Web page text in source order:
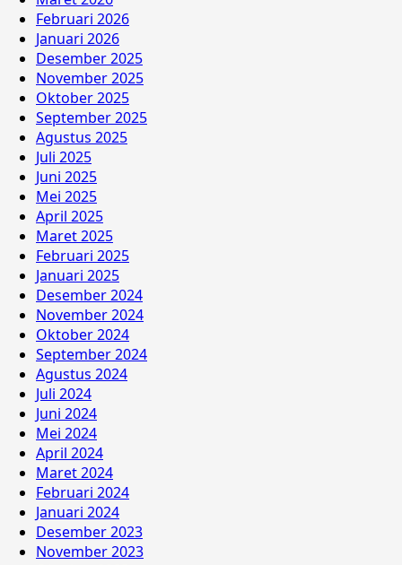
Februari 2026
Januari 2026
Desember 2025
November 2025
Oktober 2025
September 2025
Agustus 2025
Juli 2025
Juni 2025
Mei 2025
April 2025
Maret 2025
Februari 2025
Januari 2025
Desember 2024
November 2024
Oktober 2024
September 2024
Agustus 2024
Juli 2024
Juni 2024
Mei 2024
April 2024
Maret 2024
Februari 2024
Januari 2024
Desember 2023
November 2023